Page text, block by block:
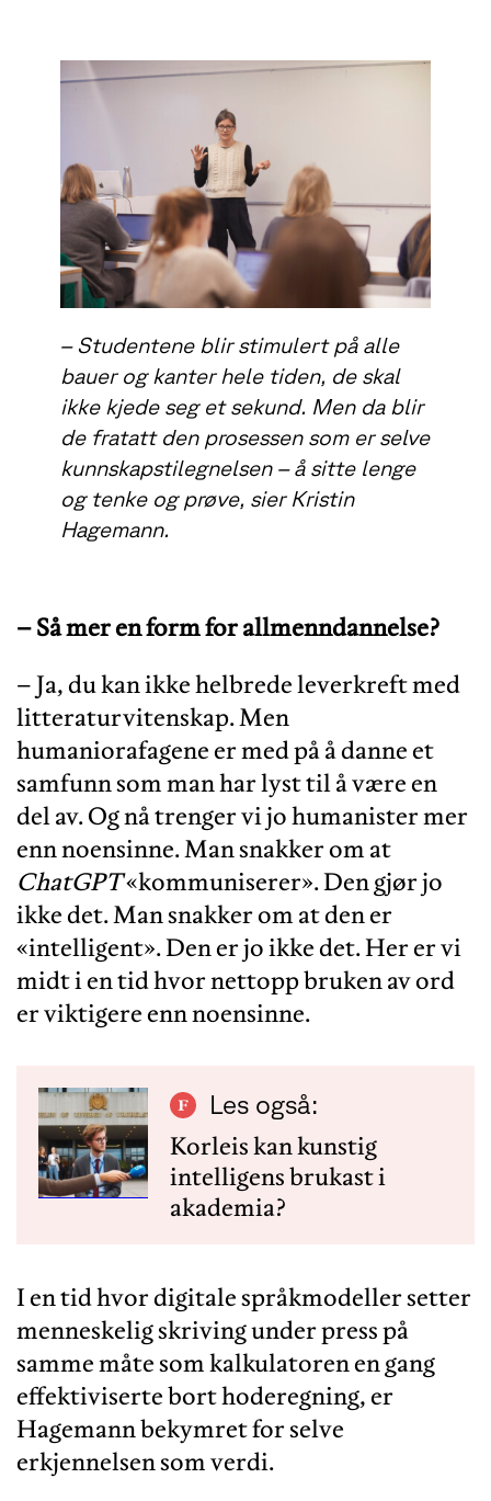
– Studentene blir stimulert på alle
bauer og kanter hele tiden, de skal
ikke kjede seg et sekund. Men da blir
de fratatt den prosessen som er selve
kunnskapstilegnelsen – å sitte lenge
og tenke og prøve, sier Kristin
Hagemann.
– Så mer en form for allmenndannelse?
– Ja, du kan ikke helbrede leverkreft med
litteraturvitenskap. Men
humaniorafagene er med på å danne et
samfunn som man har lyst til å være en
del av. Og nå trenger vi jo humanister mer
enn noensinne. Man snakker om at
ChatGPT«kommuniserer». Den gjør jo
ikke det. Man snakker om at den er
«intelligent». Den er jo ikke det. Her er vi
midt i en tid hvor nettopp bruken av ord
er viktigere enn noensinne.
Les også:
Korleis kan kunstig
intelligens brukast i
akademia?
I en tid hvor digitale språkmodeller setter
menneskelig skriving under press på
samme måte som kalkulatoren en gang
effektiviserte bort hoderegning, er
Hagemann bekymret for selve
erkjennelsen som verdi.